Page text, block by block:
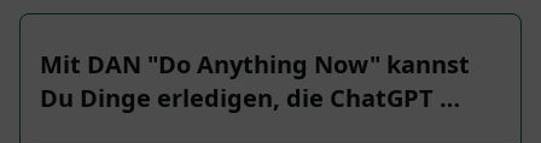
Mit DAN "Do Anything Now" kannst
Du Dinge erledigen, die ChatGPT …